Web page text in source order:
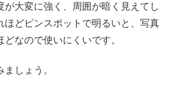
が大変に強く、周囲が暗く見えてし
ほどピンスポットで明るいと、写真
なので使いにくいです。
しょう。